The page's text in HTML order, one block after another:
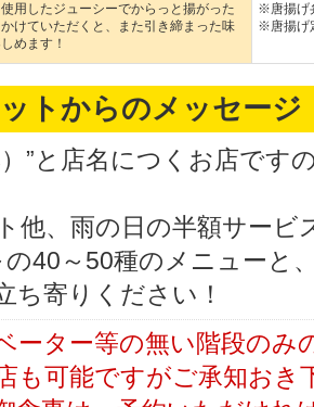
用したジューシーでからっと揚がった
けていただくと、また引き締まった味
めます！
※唐揚げ
※唐揚げ
トからのメッセージ
”と店名につくお店です
他、雨の日の半額サービ
の40～50種のメニューと
ち寄りください！
ーター等の無い階段のみ
も可能ですがご承知おき